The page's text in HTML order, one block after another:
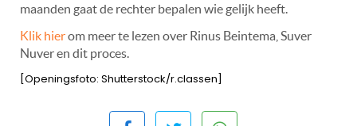
maanden gaat de rechter bepalen wie gelijk heeft.
Klik hierom meer te lezen over Rinus Beintema, Suver
Nuver en dit proces.
[Openingsfoto: Shutterstock/r.classen]